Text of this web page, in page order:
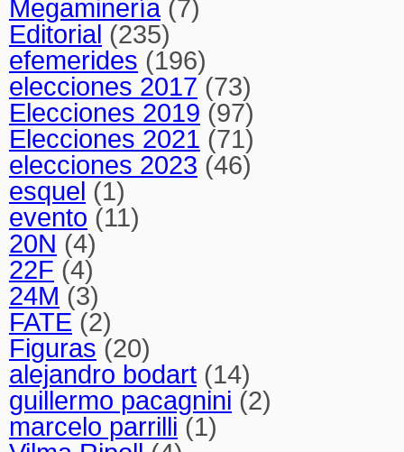
Megaminería(7)
Editorial (235)
efemerides (196)
elecciones 2017 (73)
Elecciones 2019 (97)
Elecciones 2021 (71)
elecciones 2023 (46)
esquel (1)
evento (11)
20N (4)
22F (4)
24M (3)
FATE (2)
Figuras (20)
alejandro bodart (14)
guillermo pacagnini (2)
marcelo parrilli (1)